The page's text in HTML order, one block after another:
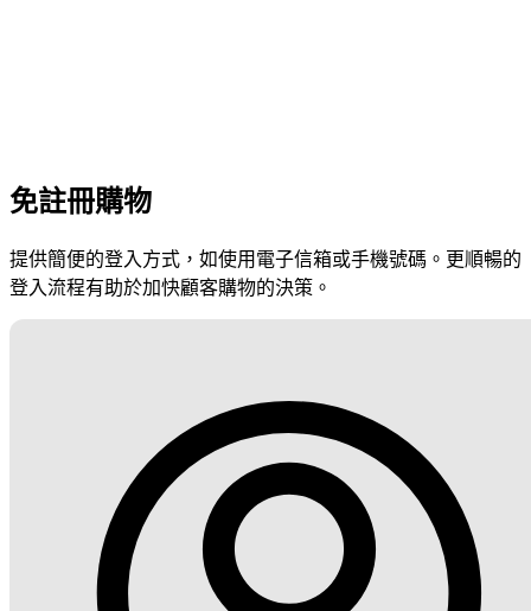
免註冊購物
提供簡便的登入方式，如使用電子信箱或手機號碼。更順暢的
登入流程有助於加快顧客購物的決策。